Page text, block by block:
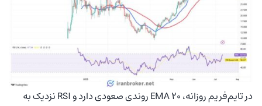
در تایم‌فریم روزانه، EMA 20 روندی صعودی دارد و RSI نزدیک به